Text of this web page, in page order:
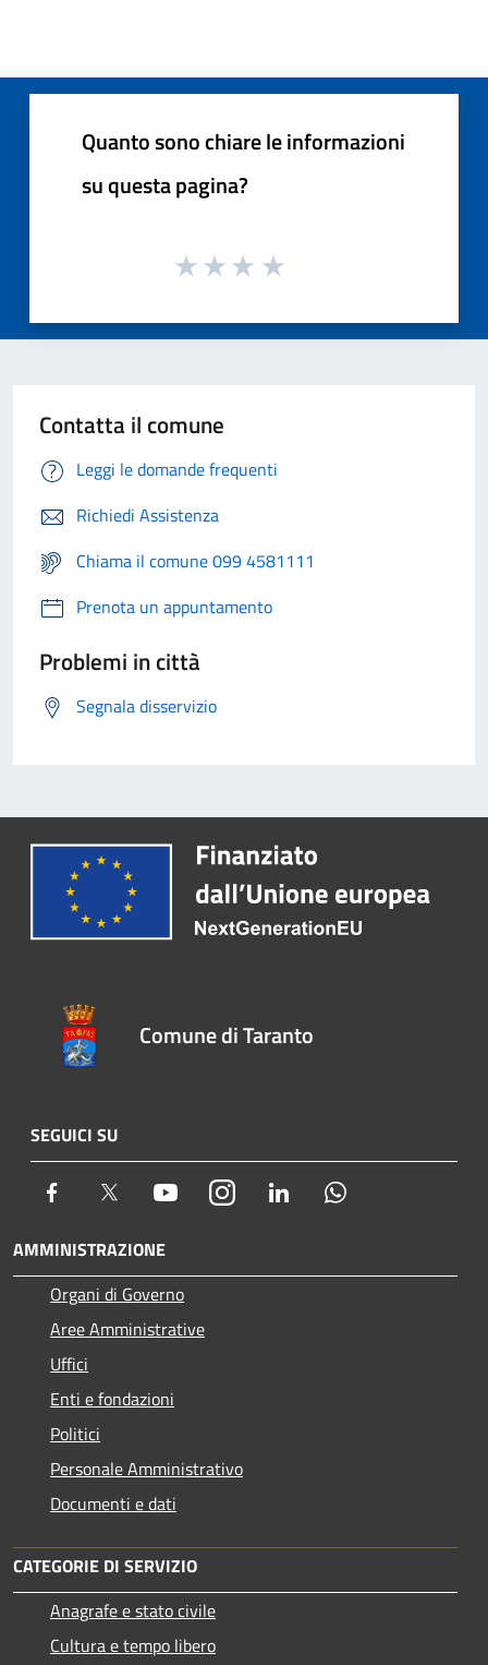
Quanto sono chiare le informazioni
su questa pagina?
Contatta il comune
Leggi le domande frequenti
Richiedi Assistenza
Chiama il comune 099 4581111
Prenota un appuntamento
Problemi in città
Segnala disservizio
Comune di Taranto
SEGUICI SU
Facebook Twitter YoutubeInstagram LinkedIn
AMMINISTRAZIONE
Organi di Governo
Aree Amministrative
Uffici
Enti e fondazioni
Politici
Personale Amministrativo
Documenti e dati
CATEGORIE DI SERVIZIO
Anagrafe e stato civile
Cultura e tempo libero